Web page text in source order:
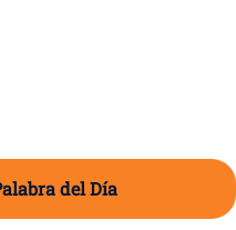
del Día